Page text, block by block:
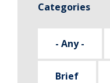
Categories
- Any -
Brief